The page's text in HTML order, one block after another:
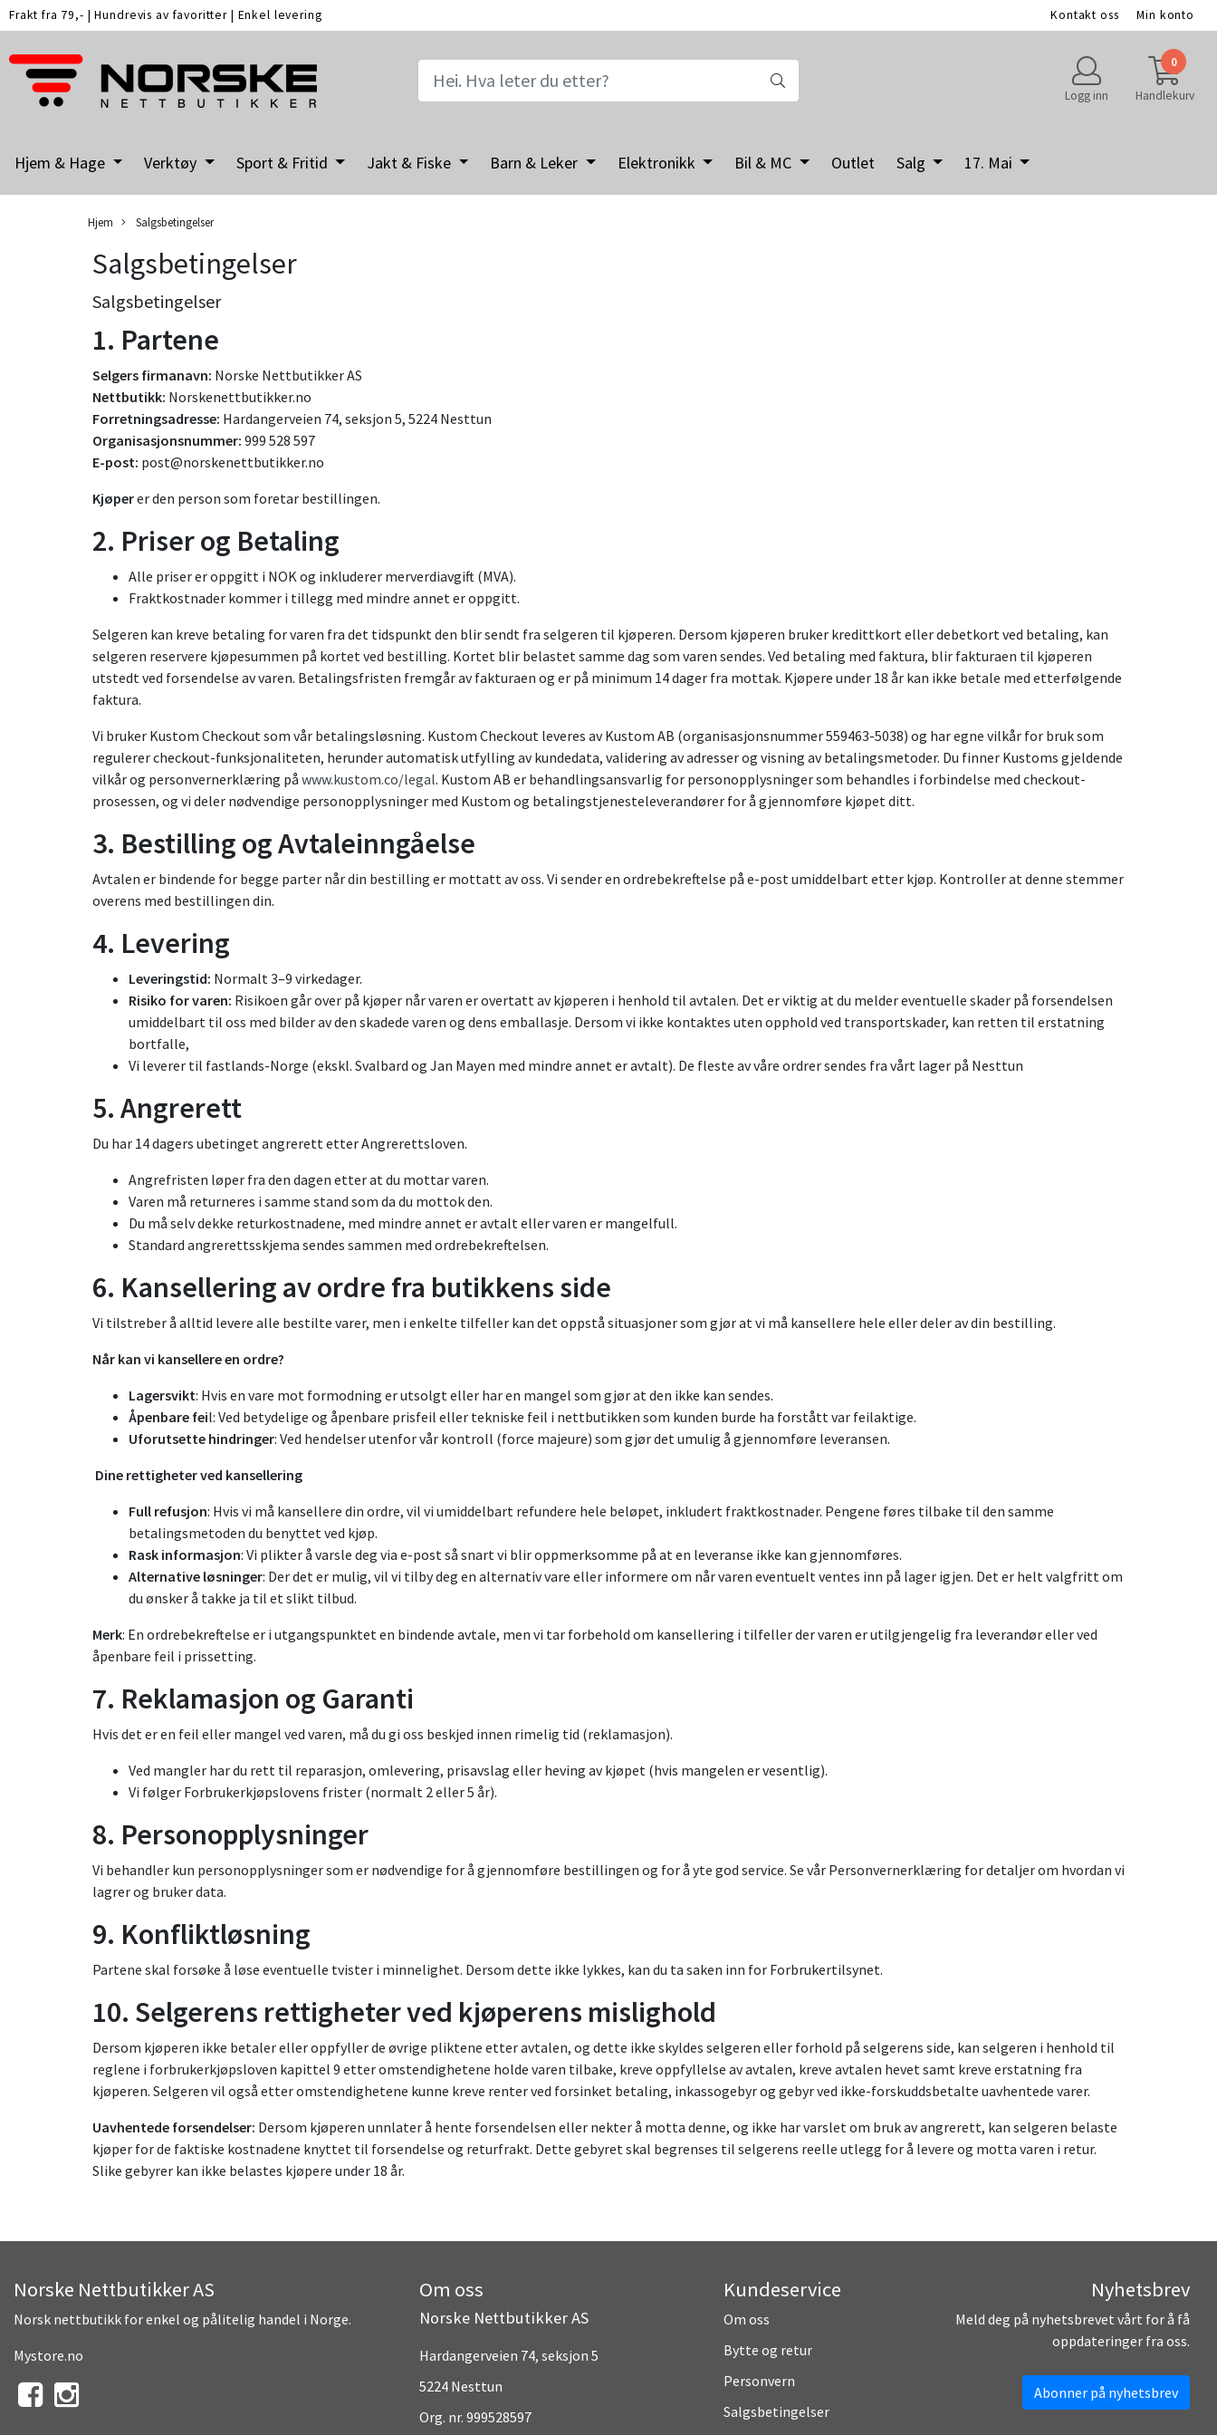
Frakt fra 79,- |Hundrevis av favoritter | Enkel levering Kontakt oss Min konto
Logg inn
0
Handlekurv
Hjem & Hage Verktøy Sport & Fritid Jakt & Fiske Barn & Leker Elektronikk Bil & MC Outlet Salg 17. Mai
Hjem Salgsbetingelser
Salgsbetingelser
Salgsbetingelser
1. Partene
Selgers firmanavn: Norske Nettbutikker AS
Nettbutikk: Norskenettbutikker.no
Forretningsadresse: Hardangerveien 74, seksjon 5, 5224 Nesttun
Organisasjonsnummer: 999 528 597
E-post: post@norskenettbutikker.no
Kjøperer den person som foretar bestillingen.
2. Priser og Betaling
Alle priser er oppgitt i NOK og inkluderer merverdiavgift (MVA).
Fraktkostnader kommer i tillegg med mindre annet er oppgitt.
Selgeren kan kreve betaling for varen fra det tidspunkt den blir sendt fra selgeren til kjøperen. Dersom kjøperen bruker kredittkort eller debetkort ved betaling, kan
selgeren reservere kjøpesummen på kortet ved bestilling. Kortet blir belastet samme dag som varen sendes. Ved betaling med faktura, blir fakturaen til kjøperen
utstedt ved forsendelse av varen. Betalingsfristen fremgår av fakturaen og er på minimum 14 dager fra mottak. Kjøpere under 18 år kan ikke betale med etterfølgende
faktura.
Vi bruker Kustom Checkout som vår betalingsløsning. Kustom Checkout leveres av Kustom AB (organisasjonsnummer 559463-5038) og har egne vilkår for bruk som
regulerer checkout-funksjonaliteten, herunder automatisk utfylling av kundedata, validering av adresser og visning av betalingsmetoder. Du finner Kustoms gjeldende
vilkår og personvernerklæring på www.kustom.co/legal. Kustom AB er behandlingsansvarlig for personopplysninger som behandles i forbindelse med checkout-
prosessen, og vi deler nødvendige personopplysninger med Kustom og betalingstjenesteleverandører for å gjennomføre kjøpet ditt.
3. Bestilling og Avtaleinngåelse
Avtalen er bindende for begge parter når din bestilling er mottatt av oss. Vi sender en ordrebekreftelse på e-post umiddelbart etter kjøp. Kontroller at denne stemmer
overens med bestillingen din.
4. Levering
Leveringstid: Normalt 3–9 virkedager.
Risiko for varen: Risikoen går over på kjøper når varen er overtatt av kjøperen i henhold til avtalen. Det er viktig at du melder eventuelle skader på forsendelsen
umiddelbart til oss med bilder av den skadede varen og dens emballasje. Dersom vi ikke kontaktes uten opphold ved transportskader, kan retten til erstatning
bortfalle,
Vi leverer til fastlands-Norge (ekskl. Svalbard og Jan Mayen med mindre annet er avtalt). De fleste av våre ordrer sendes fra vårt lager på Nesttun
5. Angrerett
Du har 14 dagers ubetinget angrerett etter Angrerettsloven.
Angrefristen løper fra den dagen etter at du mottar varen.
Varen må returneres i samme stand som da du mottok den.
Du må selv dekke returkostnadene, med mindre annet er avtalt eller varen er mangelfull.
Standard angrerettsskjema sendes sammen med ordrebekreftelsen.
6. Kansellering av ordre fra butikkens side
Vi tilstreber å alltid levere alle bestilte varer, men i enkelte tilfeller kan det oppstå situasjoner som gjør at vi må kansellere hele eller deler av din bestilling.
Når kan vi kansellere en ordre?
Lagersvikt: Hvis en vare mot formodning er utsolgt eller har en mangel som gjør at den ikke kan sendes.
Åpenbare feil: Ved betydelige og åpenbare prisfeil eller tekniske feil i nettbutikken som kunden burde ha forstått var feilaktige.
Uforutsette hindringer: Ved hendelser utenfor vår kontroll (force majeure) som gjør det umulig å gjennomføre leveransen.
Dine rettigheter ved kansellering
Full refusjon: Hvis vi må kansellere din ordre, vil vi umiddelbart refundere hele beløpet, inkludert fraktkostnader. Pengene føres tilbake til den samme
betalingsmetoden du benyttet ved kjøp.
Rask informasjon: Vi plikter å varsle deg via e-post så snart vi blir oppmerksomme på at en leveranse ikke kan gjennomføres.
Alternative løsninger: Der det er mulig, vil vi tilby deg en alternativ vare eller informere om når varen eventuelt ventes inn på lager igjen. Det er helt valgfritt om
du ønsker å takke ja til et slikt tilbud.
Merk: En ordrebekreftelse er i utgangspunktet en bindende avtale, men vi tar forbehold om kansellering i tilfeller der varen er utilgjengelig fra leverandør eller ved
åpenbare feil i prissetting.
7. Reklamasjon og Garanti
Hvis det er en feil eller mangel ved varen, må du gi oss beskjed innen rimelig tid (reklamasjon).
Ved mangler har du rett til reparasjon, omlevering, prisavslag eller heving av kjøpet (hvis mangelen er vesentlig).
Vi følger Forbrukerkjøpslovens frister (normalt 2 eller 5 år).
8. Personopplysninger
Vi behandler kun personopplysninger som er nødvendige for å gjennomføre bestillingen og for å yte god service. Se vår Personvernerklæring for detaljer om hvordan vi
lagrer og bruker data.
9. Konfliktløsning
Partene skal forsøke å løse eventuelle tvister i minnelighet. Dersom dette ikke lykkes, kan du ta saken inn for Forbrukertilsynet.
10. Selgerens rettigheter ved kjøperens mislighold
Dersom kjøperen ikke betaler eller oppfyller de øvrige pliktene etter avtalen, og dette ikke skyldes selgeren eller forhold på selgerens side, kan selgeren i henhold til
reglene i forbrukerkjøpsloven kapittel 9 etter omstendighetene holde varen tilbake, kreve oppfyllelse av avtalen, kreve avtalen hevet samt kreve erstatning fra
kjøperen. Selgeren vil også etter omstendighetene kunne kreve renter ved forsinket betaling, inkassogebyr og gebyr ved ikke-forskuddsbetalte uavhentede varer.
Uavhentede forsendelser: Dersom kjøperen unnlater å hente forsendelsen eller nekter å motta denne, og ikke har varslet om bruk av angrerett, kan selgeren belaste
kjøper for de faktiske kostnadene knyttet til forsendelse og returfrakt. Dette gebyret skal begrenses til selgerens reelle utlegg for å levere og motta varen i retur.
Slike gebyrer kan ikke belastes kjøpere under 18 år.
Norske Nettbutikker AS
Norsk nettbutikk for enkel og pålitelig handel i Norge.
Mystore.no
Om oss
Norske Nettbutikker AS
Hardangerveien 74, seksjon 5
5224 Nesttun
Org. nr. 999528597
Kundeservice
Om oss
Bytte og retur
Personvern
Salgsbetingelser
Nyhetsbrev
Meld deg på nyhetsbrevet vårt for å få
oppdateringer fra oss.
Abonner på nyhetsbrev